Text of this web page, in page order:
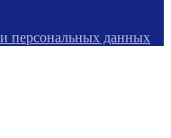
персональных данных